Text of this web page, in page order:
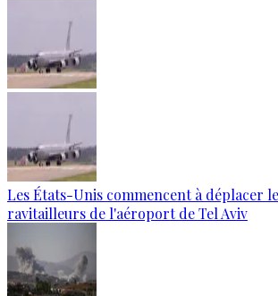
Les États-Unis commencent à déplacer
ravitailleurs de l'aéroport de Tel Aviv